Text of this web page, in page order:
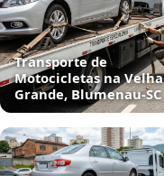
Transporte de
Motocicletas na Velha
Grande, Blumenau‑SC